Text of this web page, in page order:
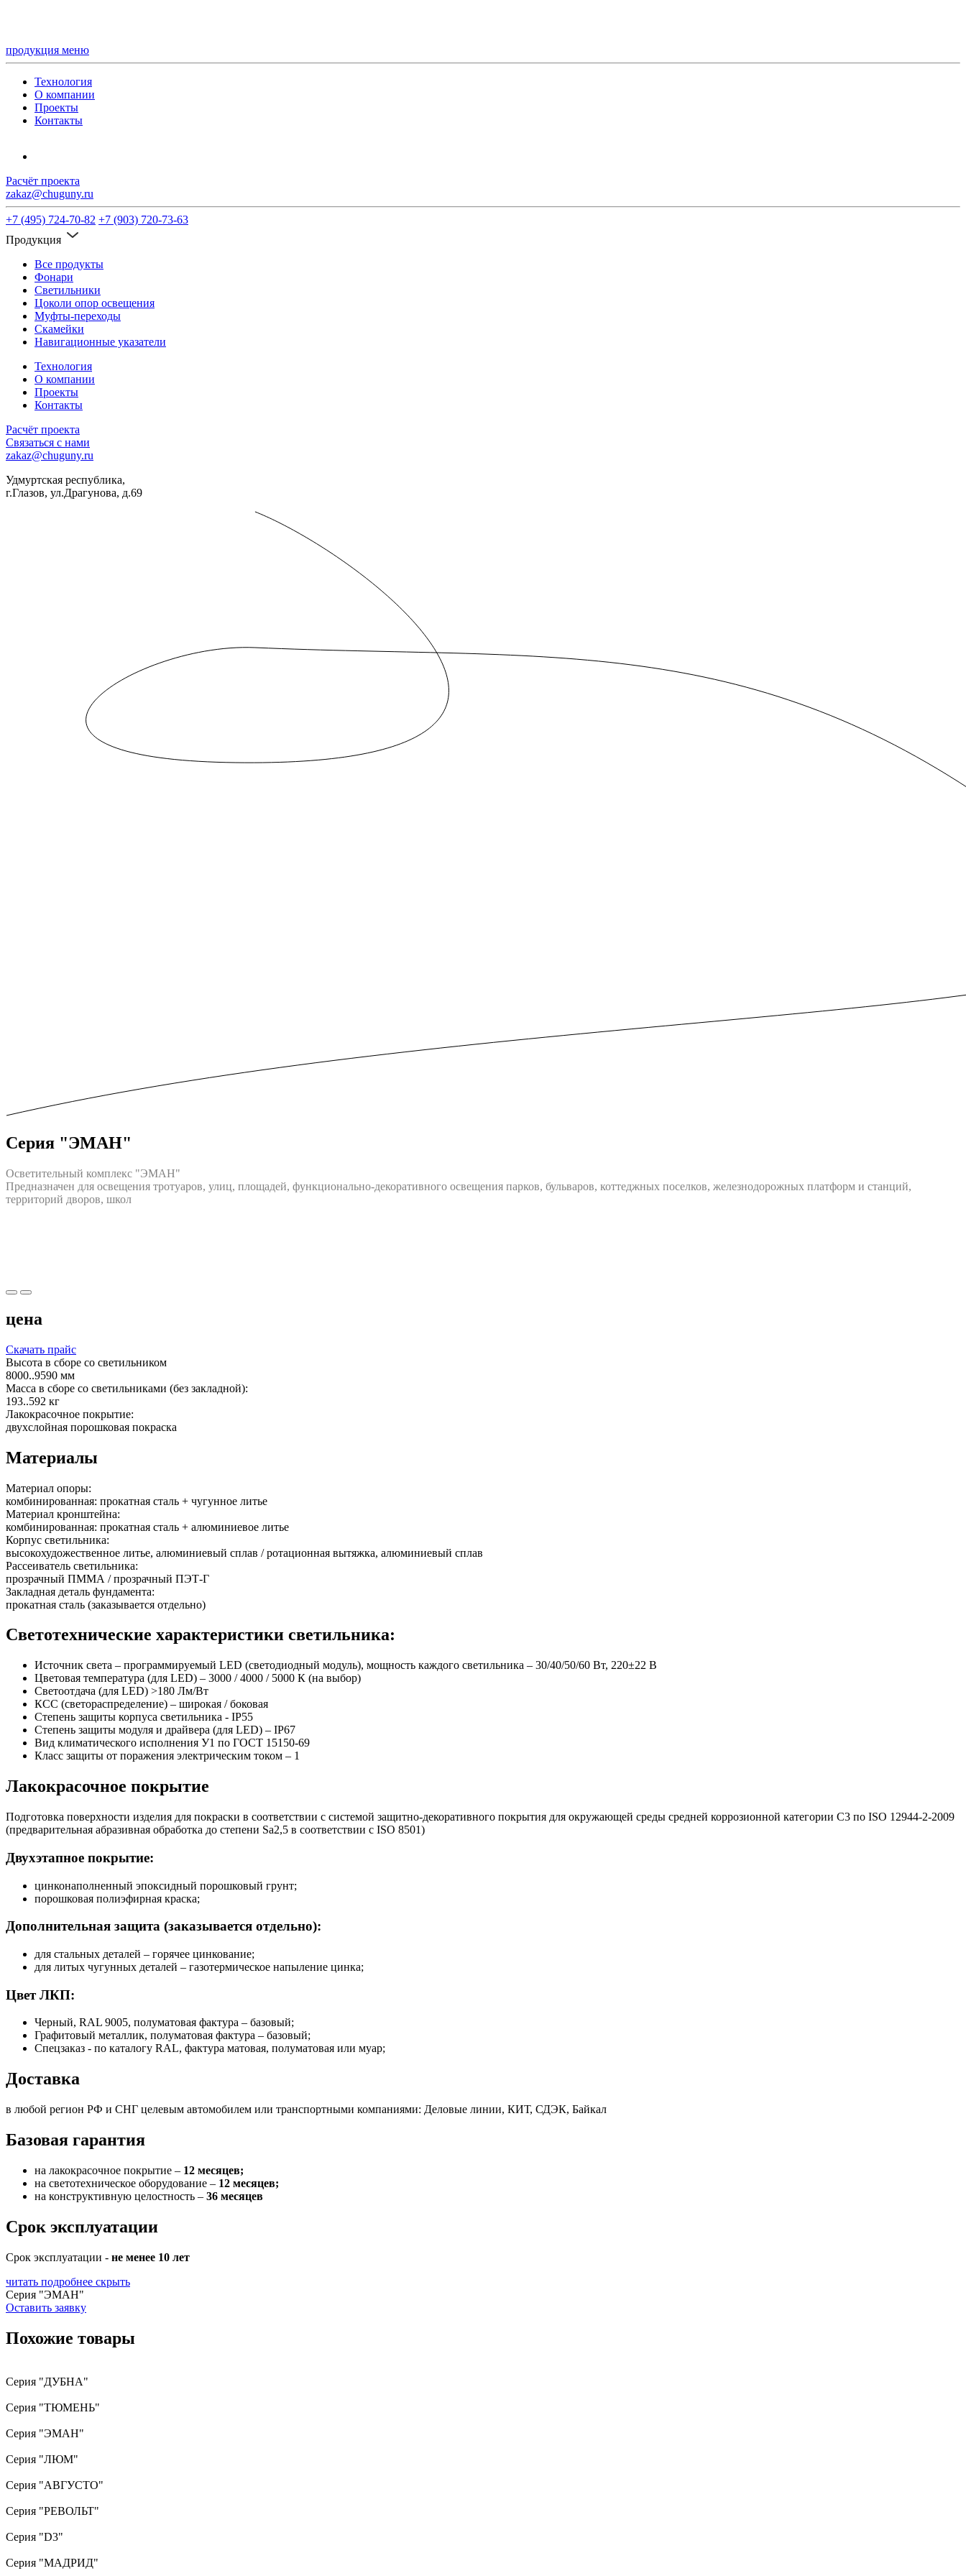
продукция меню
Технология
О компании
Проекты
Контакты
Расчёт проекта
zakaz@chuguny.ru
+7 (495) 724-70-82 +7 (903) 720-73-63
Продукция
Все продукты
Фонари
Светильники
Цоколи опор освещения
Муфты-переходы
Скамейки
Навигационные указатели
Технология
О компании
Проекты
Контакты
Расчёт проекта
Связаться с нами
zakaz@chuguny.ru
Удмуртская республика,
г.Глазов, ул.Драгунова, д.69
Серия "ЭМАН"
Осветительный комплекс "ЭМАН"
Предназначен для освещения тротуаров, улиц, площадей, функционально-декоративного освещения парков, бульваров, коттеджных поселков, железнодорожных платформ и станций,
территорий дворов, школ
цена
Скачать прайс
Высота в сборе со светильником
8000..9590 мм
Масса в сборе со светильниками (без закладной):
193..592 кг
Лакокрасочное покрытие:
двухслойная порошковая покраска
Материалы
Материал опоры:
комбинированная: прокатная сталь + чугунное литье
Материал кронштейна:
комбинированная: прокатная сталь + алюминиевое литье
Корпус светильника:
высокохудожественное литье, алюминиевый сплав / ротационная вытяжка, алюминиевый сплав
Рассеиватель светильника:
прозрачный ПММА / прозрачный ПЭТ-Г
Закладная деталь фундамента:
прокатная сталь (заказывается отдельно)
Светотехнические характеристики светильника:
Источник света – программируемый LED (светодиодный модуль), мощность каждого светильника – 30/40/50/60 Вт, 220±22 В
Цветовая температура (для LED) – 3000 / 4000 / 5000 К (на выбор)
Светоотдача (для LED) >180 Лм/Вт
КСС (светораспределение) – широкая / боковая
Степень защиты корпуса светильника - IP55
Степень защиты модуля и драйвера (для LED) – IP67
Вид климатического исполнения У1 по ГОСТ 15150-69
Класс защиты от поражения электрическим током – 1
Лакокрасочное покрытие
Подготовка поверхности изделия для покраски в соответствии с системой защитно-декоративного покрытия для окружающей среды средней коррозионной категории C3 по ISO 12944-2-2009
(предварительная абразивная обработка до степени Sa2,5 в соответствии с ISO 8501)
Двухэтапное покрытие:
цинконаполненный эпоксидный порошковый грунт;
порошковая полиэфирная краска;
Дополнительная защита (заказывается отдельно):
для стальных деталей – горячее цинкование;
для литых чугунных деталей – газотермическое напыление цинка;
Цвет ЛКП:
Черный, RAL 9005, полуматовая фактура – базовый;
Графитовый металлик, полуматовая фактура – базовый;
Спецзаказ - по каталогу RAL, фактура матовая, полуматовая или муар;
Доставка
в любой регион РФ и СНГ целевым автомобилем или транспортными компаниями: Деловые линии, КИТ, СДЭК, Байкал
Базовая гарантия
на лакокрасочное покрытие – 12 месяцев;
на светотехническое оборудование – 12 месяцев;
на конструктивную целостность – 36 месяцев
Срок эксплуатации
Срок эксплуатации - не менее 10 лет
читать подробнее скрыть
Серия "ЭМАН"
Оставить заявку
Похожие товары
Серия "ДУБНА"
Серия "ТЮМЕНЬ"
Серия "ЭМАН"
Серия "ЛЮМ"
Серия "АВГУСТО"
Серия "РЕВОЛЬТ"
Серия "D3"
Серия "МАДРИД"